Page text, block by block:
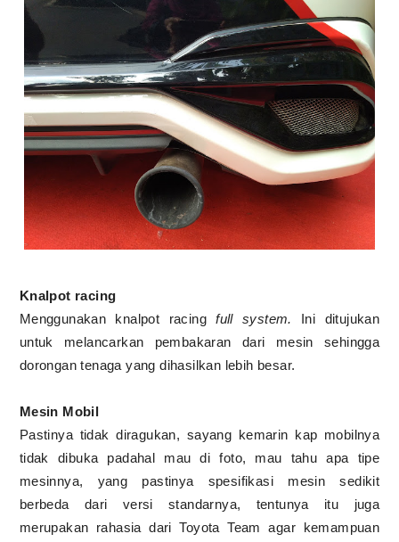
Knalpot racing
Menggunakan knalpot racingfull system.
Ini ditujukan
untuk melancarkan pembakaran dari mesin sehingga
dorongan tenaga yang dihasilkan lebih besar.
Mesin Mobil
Pastinya tidak diragukan, sayang kemarin kap mobilnya
tidak dibuka padahal mau di foto, mau tahu apa tipe
mesinnya, yang pastinya spesifikasi mesin sedikit
berbeda dari versi standarnya, tentunya itu juga
merupakan rahasia dari Toyota Team agar kemampuan